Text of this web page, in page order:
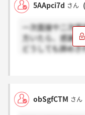
5AApci7d さん
一次面接や二次
方いたら、感謝ボ
どうしても諦め
obSgfCTM さん